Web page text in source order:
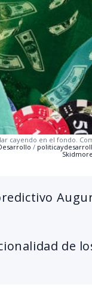
cayendo en el fondo.
/
Skidmore
de